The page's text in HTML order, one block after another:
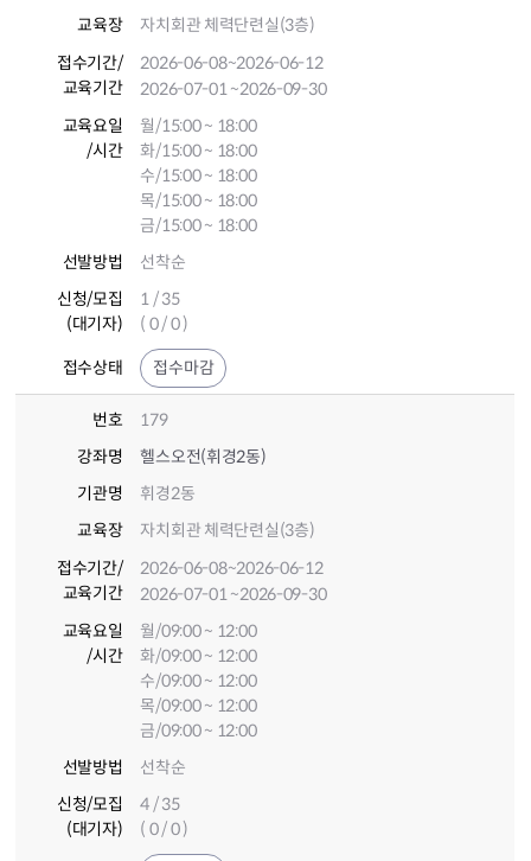
교육장
자치회관 체력단련실(3층)
접수기간/
교육기간
2026-06-08~2026-06-12
2026-07-01~2026-09-30
교육요일
/시간
월/15:00 ~ 18:00
화/15:00 ~ 18:00
수/15:00 ~ 18:00
목/15:00 ~ 18:00
금/15:00 ~ 18:00
선발방법
선착순
신청/모집
(대기자)
1 / 35
( 0 / 0 )
접수상태 접수마감
번호
179
강좌명
헬스오전(휘경2동)
기관명
휘경2동
교육장
자치회관 체력단련실(3층)
접수기간/
교육기간
2026-06-08~2026-06-12
2026-07-01~2026-09-30
교육요일
/시간
월/09:00 ~ 12:00
화/09:00 ~ 12:00
수/09:00 ~ 12:00
목/09:00 ~ 12:00
금/09:00 ~ 12:00
선발방법
선착순
신청/모집
(대기자)
4 / 35
( 0 / 0 )